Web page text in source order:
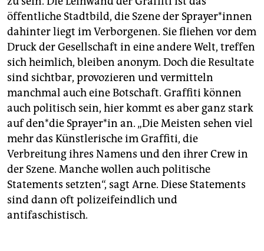
öffentliche Stadtbild, die Szene der Spraye­r*in­nen
dahinter liegt im Verborgenen. Sie fliehen vor dem
Druck der Gesellschaft in eine andere Welt, treffen
sich heimlich, bleiben anonym. Doch die Resultate
sind sichtbar, provozieren und vermitteln
manchmal auch eine Botschaft. Graffiti können
auch politisch sein, hier kommt es aber ganz stark
auf den*­die Spraye­r*in an. „Die Meisten sehen viel
mehr das Künstlerische im Graffiti, die
Verbreitung ihres Namens und den ihrer Crew in
der Szene. Manche wollen auch politische
Statements setzten“, sagt Arne. Diese Statements
sind dann oft polizeifeindlich und
antifaschistisch.